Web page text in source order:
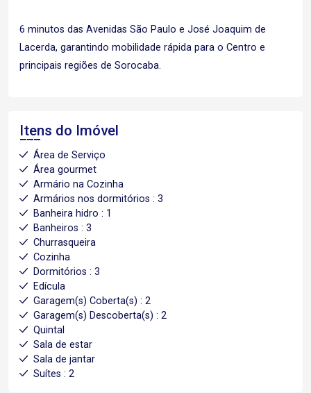
6 minutos das Avenidas São Paulo e José Joaquim de
Lacerda, garantindo mobilidade rápida para o Centro e
principais regiões de Sorocaba.
Itens do Imóvel
Área de Serviço
Área gourmet
Armário na Cozinha
Armários nos dormitórios : 3
Banheira hidro : 1
Banheiros : 3
Churrasqueira
Cozinha
Dormitórios : 3
Edícula
Garagem(s) Coberta(s) : 2
Garagem(s) Descoberta(s) : 2
Quintal
Sala de estar
Sala de jantar
Suítes : 2